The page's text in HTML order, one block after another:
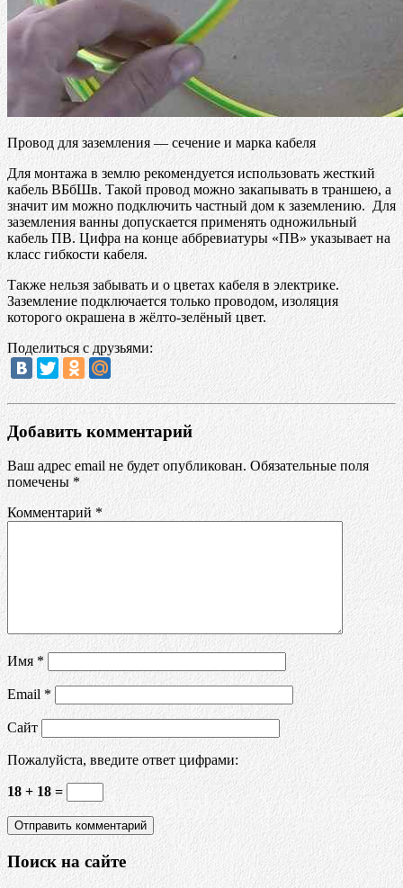
Провод для заземления — сечение и марка кабеля
Для монтажа в землю рекомендуется использовать жесткий
кабель ВБбШв. Такой провод можно закапывать в траншею, а
значит им можно подключить частный дом к заземлению. Для
заземления ванны допускается применять одножильный
кабель ПВ. Цифра на конце аббревиатуры «ПВ» указывает на
класс гибкости кабеля.
Также нельзя забывать и о цветах кабеля в электрике.
Заземление подключается только проводом, изоляция
которого окрашена в жёлто-зелёный цвет.
Поделиться с друзьями:
Добавить комментарий
Ваш адрес email не будет опубликован. Обязательные поля
помечены *
Комментарий*
Имя *
Email *
Сайт
Пожалуйста, введите ответ цифрами:
18 + 18 =
Поиск на сайте